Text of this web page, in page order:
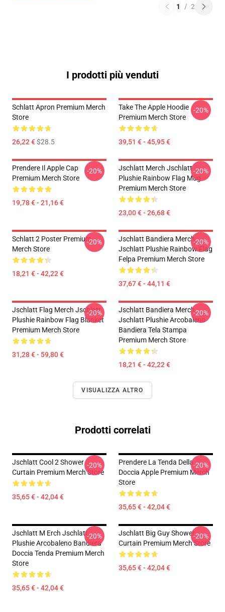
1 / 2
I prodotti più venduti
Schlatt Apron Premium Merch
Store
26,22 €$28.5
Take The Apple Hoodie
Premium Merch Store
39,51 € - 45,95 €
-20%
Prendere Il Apple Cap
Premium Merch Store
19,78 € - 21,16 €
-20%
Jschlatt Merch Jschlatt
Plushie Rainbow Flag Mug
Premium Merch Store
23,00 € - 26,68 €
-20%
Schlatt 2 Poster Premium
Merch Store
18,21 € - 42,22 €
-20%
Jschlatt Bandiera Merch
Jschlatt Plushie Rainbow Flag
Felpa Premium Merch Store
37,67 € - 44,11 €
-20%
Jschlatt Flag Merch Jschlatt
Plushie Rainbow Flag Blanket
Premium Merch Store
31,28 € - 59,80 €
-20%
Jschlatt Bandiera Merch
Jschlatt Plushie Arcobaleno
Bandiera Tela Stampa
Premium Merch Store
18,21 € - 42,22 €
-20%
VISUALIZZA ALTRO
Prodotti correlati
Jschlatt Cool 2 Shower
Curtain Premium Merch Store
35,65 € - 42,04 €
-20%
Prendere La Tenda Della
Doccia Apple Premium Merch
Store
35,65 € - 42,04 €
-20%
Jschlatt M Erch Jschlatt
Plushie Arcobaleno Bandiera
Doccia Tenda Premium Merch
Store
35,65 € - 42,04 €
-20%
Jschlatt Big Guy Shower
Curtain Premium Merch Store
35,65 € - 42,04 €
-20%